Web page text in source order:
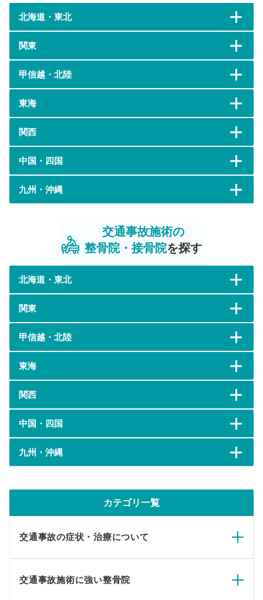
北海道・東北
関東
甲信越・北陸
東海
関西
中国・四国
九州・沖縄
交通事故施術の
整骨院・接骨院を探す
北海道・東北
関東
甲信越・北陸
東海
関西
中国・四国
九州・沖縄
カテゴリ一覧
交通事故の症状・治療について
交通事故施術に強い整骨院